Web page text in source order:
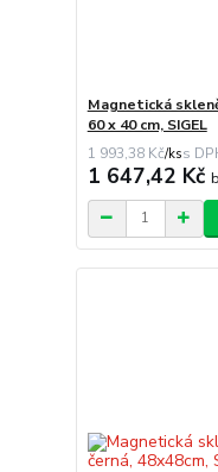
Magnetická
60 x 40 cm, SIGEL
1 993,38 Kč/ks
1 647,42 Kč